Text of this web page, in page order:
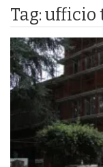
Tag: ufficio